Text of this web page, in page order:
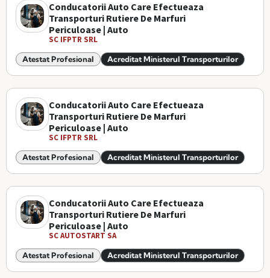
Conducatorii Auto Care Efectueaza
Transporturi Rutiere De Marfuri
Periculoase | Auto
SC IFPTR SRL
Atestat Profesional Acreditat Ministerul Transporturilor
Conducatorii Auto Care Efectueaza
Transporturi Rutiere De Marfuri
Periculoase | Auto
SC IFPTR SRL
Atestat Profesional Acreditat Ministerul Transporturilor
Conducatorii Auto Care Efectueaza
Transporturi Rutiere De Marfuri
Periculoase | Auto
SC AUTOSTART SA
Atestat Profesional Acreditat Ministerul Transporturilor